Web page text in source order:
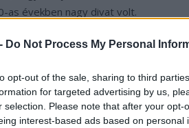
Do Not Process My Personal
opt-out of the sale, sharing to third
for targeted advertising by us,
selection. Please note that after your
interest-based ads based on
as években nagy divat volt.
on mutatják be az elektromos
márka vezérigazgatója Joost de Vries
feltenni és bejelentette, hogy új,
a jövőben. A feltámasztott